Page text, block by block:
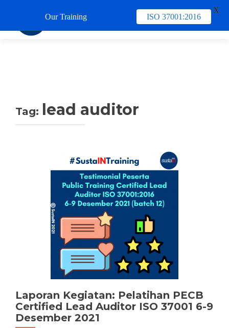
Tag: lead auditor
Laporan Kegiatan: Pelatihan PECB
Certified Lead Auditor ISO 37001 6-9
Desember 2021
Our Training ISO 37001:2016
X